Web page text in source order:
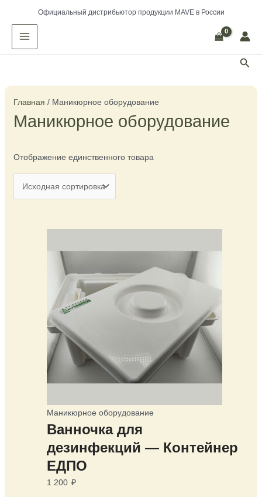
содержимому
Официальный дистрибьютор продукции MAVE в России
MAIN
MENU
Главная / Маникюрное оборудование
Маникюрное оборудование
Отображение единственного товара
Маникюрное оборудование
Ванночка для
дезинфекций — Контейнер
ЕДПО
1 200 ₽